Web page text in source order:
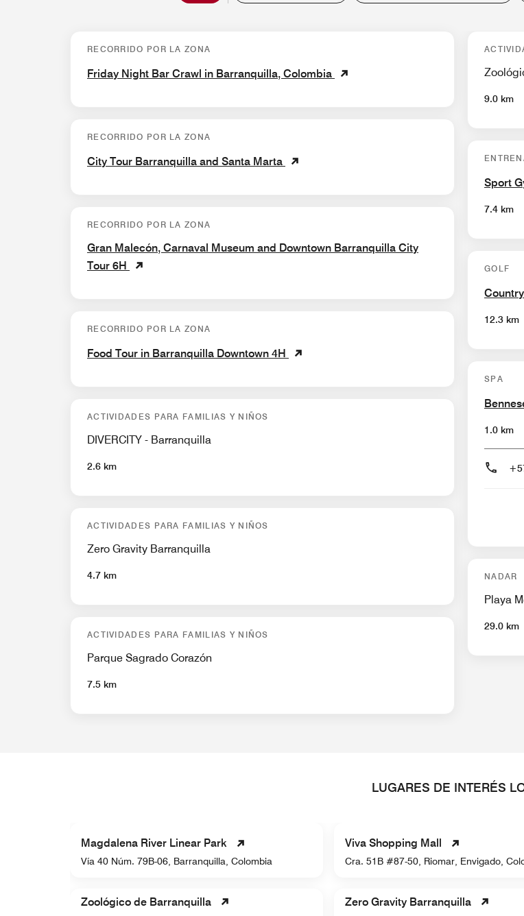
RECORRIDO POR LA ZONA
Friday Night Bar Crawl in Barranquilla, Colombia
RECORRIDO POR LA ZONA
City Tour Barranquilla and Santa Marta
RECORRIDO POR LA ZONA
Gran Malecón, Carnaval Museum and Downtown Barranquilla City
Tour 6H
RECORRIDO POR LA ZONA
Food Tour in Barranquilla Downtown 4H
ACTIVIDADES PARA FAMILIAS Y NIÑOS
DIVERCITY - Barranquilla
2.6 km
ACTIVIDADES PARA FAMILIAS Y NIÑOS
Zero Gravity Barranquilla
4.7 km
ACTIVIDADES PARA FAMILIAS Y NIÑOS
Parque Sagrado Corazón
7.5 km
9.0 km
Sport
7.4 km
GOLF
12.3 km
SPA
1.0 km
NADAR
Playa
29.0 km
LUGARES DE INTERÉS
Magdalena River Linear Park
Vía 40 Núm. 79B-06, Barranquilla, Colombia
Viva Shopping Mall
Cra. 51B #87-50, Riomar, Envigado,
Zoológico de Barranquilla Zero Gravity Barranquilla